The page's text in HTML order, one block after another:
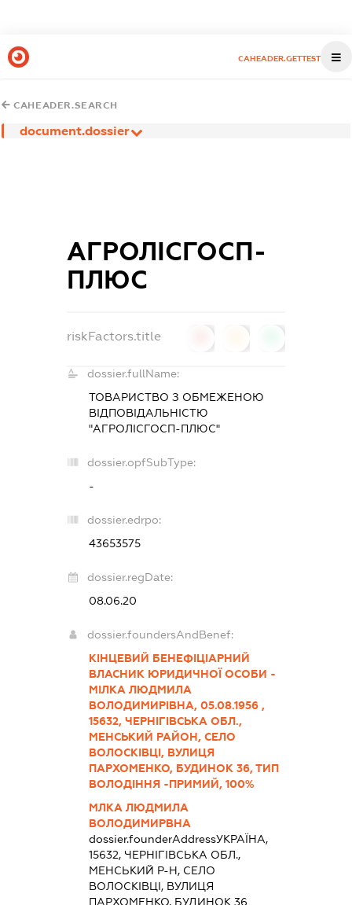
CAHEADER.GETTEST
CAHEADER.SEARCH
document.dossier
АГРОЛІСГОСП-
ПЛЮС
riskFactors.title
dossier.fullName:
ТОВАРИСТВО З ОБМЕЖЕНОЮ
ВІДПОВІДАЛЬНІСТЮ
"АГРОЛІСГОСП-ПЛЮС"
dossier.opfSubType:
-
dossier.edrpo:
43653575
dossier.regDate:
08.06.20
dossier.foundersAndBenef:
КІНЦЕВИЙ БЕНЕФІЦІАРНИЙ
ВЛАСНИК ЮРИДИЧНОЇ ОСОБИ -
МІЛКА ЛЮДМИЛА
ВОЛОДИМИРІВНА, 05.08.1956 ,
15632, ЧЕРНІГІВСЬКА ОБЛ.,
МЕНСЬКИЙ РАЙОН, СЕЛО
ВОЛОСКІВЦІ, ВУЛИЦЯ
ПАРХОМЕНКО, БУДИНОК 36, ТИП
ВОЛОДІННЯ -ПРИМИЙ, 100%
МЛКА ЛЮДМИЛА
ВОЛОДИМИРВНА
dossier.founderAddressУКРАЇНА,
15632, ЧЕРНІГІВСЬКА ОБЛ.,
МЕНСЬКИЙ Р-Н, СЕЛО
ВОЛОСКІВЦІ, ВУЛИЦЯ
ПАРХОМЕНКО, БУДИНОК 36